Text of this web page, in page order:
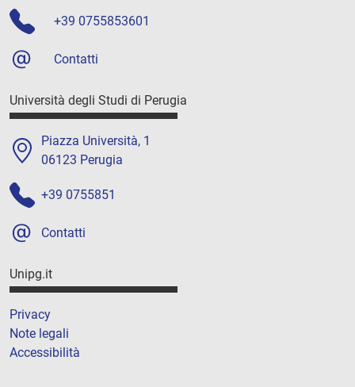
+39 0755853601
Contatti
Università degli Studi di Perugia
Piazza Università, 1
06123 Perugia
+39 0755851
Contatti
Unipg.it
Privacy
Note legali
Accessibilità